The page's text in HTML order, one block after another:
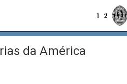
da América